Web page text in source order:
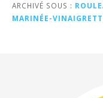
ARCHIVÉ SOUS :
MARINÉE-